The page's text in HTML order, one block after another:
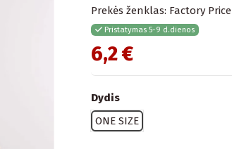
Prekės ženklas: Factory Price
Pristatymas 5-9 d.dienos
6,2 €
Dydis
ONE SIZE